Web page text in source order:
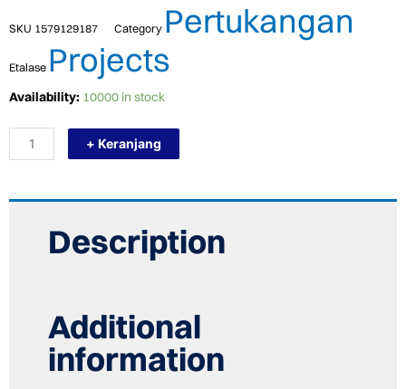
SKU 1579129187 Category Pertukangan
Etalase Projects
Availability: 10000 in stock
TERMURAH
KAYU
BEKAS
SERBAGUNA
+ Keranjang
Description
Additional
information